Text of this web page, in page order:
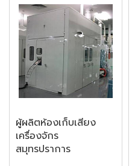
ผู้ผลิตห้องเก็บเสียง
เครื่องจักร
สมุทรปราการ